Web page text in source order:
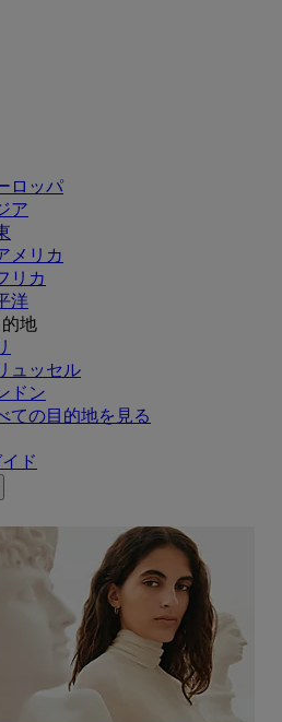
ロッパ
ア
メリカ
リカ
洋
的地
ュッセル
ドン
ての目的地を見る
ド